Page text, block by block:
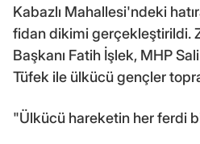
Kabazlı Mahallesi'ndeki
fidan dikimi gerçekleştirildi.
Başkanı Fatih İşlek, MHP
Tüfek ile ülkücü gençler
"Ülkücü hareketin her ferdi